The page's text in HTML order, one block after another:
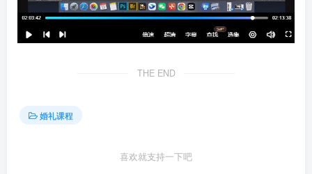
THE END
婚礼课程
喜欢就支持一下吧